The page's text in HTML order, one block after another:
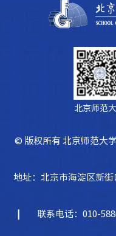
北京师范
© 版权所有 北京师范大
地址：北京市海淀区新
联系电话：010-